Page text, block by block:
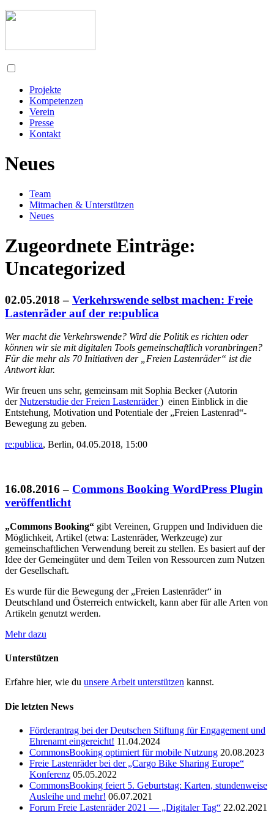
Projekte
Kompetenzen
Verein
Presse
Kontakt
Neues
Team
Mitmachen & Unterstützen
Neues
Zugeordnete Einträge:
Uncategorized
02.05.2018 – Verkehrswende selbst machen: Freie
Lastenräder auf der re:publica
Wer macht die Verkehrswende? Wird die Politik es richten oder
können wir sie mit digitalen Tools gemeinschaftlich voranbringen?
Für die mehr als 70 Initiativen der „Freien Lastenräder“ ist die
Antwort klar.
Wir freuen uns sehr, gemeinsam mit Sophia Becker (Autorin
derNutzerstudie der Freien Lastenräder) einen Einblick in die
Entstehung, Motivation und Potentiale der „Freien Lastenrad“-
Bewegung zu geben.
re:publica, Berlin, 04.05.2018, 15:00
16.08.2016 – Commons Booking WordPress Plugin
veröffentlicht
„Commons Booking“ gibt Vereinen, Gruppen und Individuen die
Möglichkeit, Artikel (etwa: Lastenräder, Werkzeuge) zur
gemeinschaftlichen Verwendung bereit zu stellen. Es basiert auf der
Idee der Gemeingüter und dem Teilen von Ressourcen zum Nutzen
der Gesellschaft.
Es wurde für die Bewegung der „Freien Lastenräder“ in
Deutschland und Österreich entwickelt, kann aber für alle Arten von
Artikeln genutzt werden.
Mehr dazu
Unterstützen
Erfahre hier, wie du unsere Arbeit unterstützen kannst.
Die letzten News
Förderantrag bei der Deutschen Stiftung für Engagement und
Ehrenamt eingereicht! 11.04.2024
CommonsBooking optimiert für mobile Nutzung 20.08.2023
Freie Lastenräder bei der „Cargo Bike Sharing Europe“
Konferenz 05.05.2022
CommonsBooking feiert 5. Geburtstag: Karten, stundenweise
Ausleihe und mehr! 06.07.2021
Forum Freie Lastenräder 2021 — „Digitaler Tag“ 22.02.2021